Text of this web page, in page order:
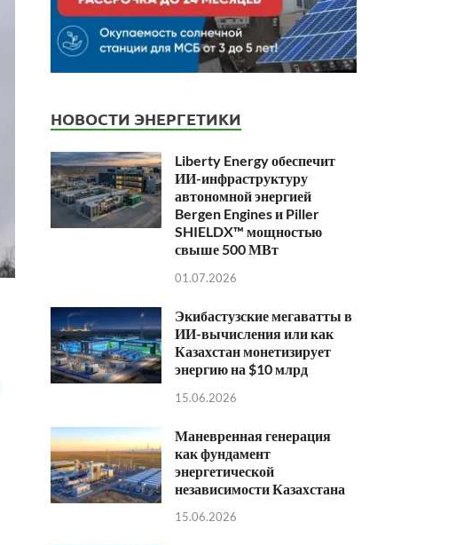
НОВОСТИ ЭНЕРГЕТИКИ
Liberty Energy обеспечит
ИИ-инфраструктуру
автономной энергией
Bergen Engines и Piller
SHIELDX™ мощностью
свыше 500 МВт
01.07.2026
Экибастузские мегаватты в
ИИ-вычисления или как
Казахстан монетизирует
энергию на $10 млрд
15.06.2026
Маневренная генерация
как фундамент
энергетической
независимости Казахстана
15.06.2026